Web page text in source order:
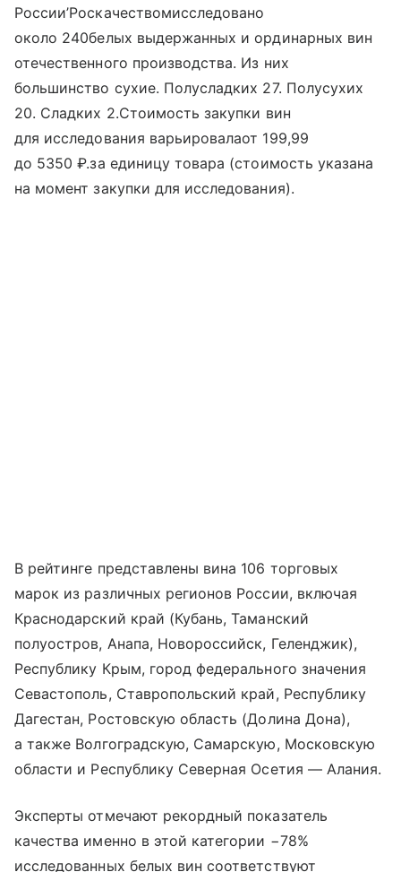
России’Роскачествомисследовано
около 240белых выдержанных и ординарных вин
отечественного производства. Из них
большинство сухие. Полусладких 27. Полусухих
20. Сладких 2.Стоимость закупки вин
для исследования варьировалаот 199,99
до 5350 ₽.за единицу товара (стоимость указана
на момент закупки для исследования).
В рейтинге представлены вина 106 торговых
марок из различных регионов России, включая
Краснодарский край (Кубань, Таманский
полуостров, Анапа, Новороссийск, Геленджик),
Республику Крым, город федерального значения
Севастополь, Ставропольский край, Республику
Дагестан, Ростовскую область (Долина Дона),
а также Волгоградскую, Самарскую, Московскую
области и Республику Северная Осетия — Алания.
Эксперты отмечают рекордный показатель
качества именно в этой категории −78%
исследованных белых вин соответствуют